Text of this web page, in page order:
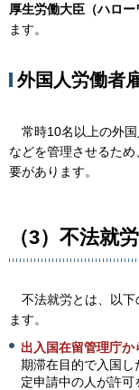
厚生労働大臣（ハロ
ます。
外国人労働者
常時10名以上の外
などを管理させるた
要があります。
（3）不法就
不法就労とは、以
ます。
出入国在留管理庁
期滞在目的で入国
定申請中の人が許可